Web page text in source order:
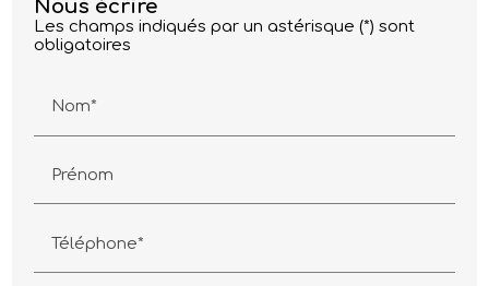
Nous écrire
Les champs indiqués par un astérisque (*) sont
obligatoires
Nom*
Prénom
Téléphone*